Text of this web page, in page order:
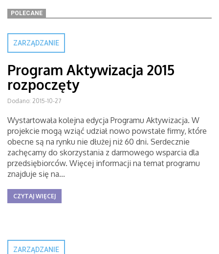
POLECANE
ZARZĄDZANIE
Program Aktywizacja 2015
rozpoczęty
Dodano: 2015-10-27
Wystartowała kolejna edycja Programu Aktywizacja. W
projekcie mogą wziąć udział nowo powstałe firmy, które
obecne są na rynku nie dłużej niż 60 dni. Serdecznie
zachęcamy do skorzystania z darmowego wsparcia dla
przedsiębiorców. Więcej informacji na temat programu
znajduje się na...
CZYTAJ WIĘCEJ
ZARZĄDZANIE